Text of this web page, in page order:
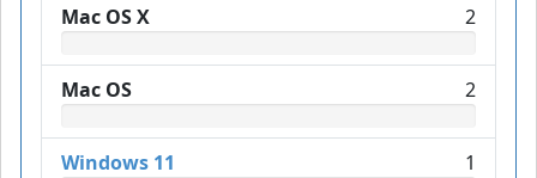
Mac OS X 2
Mac OS 2
Windows 11 1